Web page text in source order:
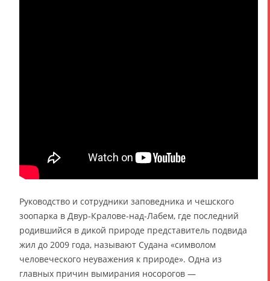
Руководство и сотрудники заповедника и чешского
зоопарка в Двур-Кралове-над-Лабем, где последний
родившийся в дикой природе представитель подвида
жил до 2009 года, называют Судана «символом
человеческого неуважения к природе». Одна из
главных причин вымирания носорогов —